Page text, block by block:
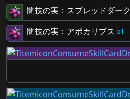
闇技の実：スプレッドダーク
闇技の実：アポカリプス
1